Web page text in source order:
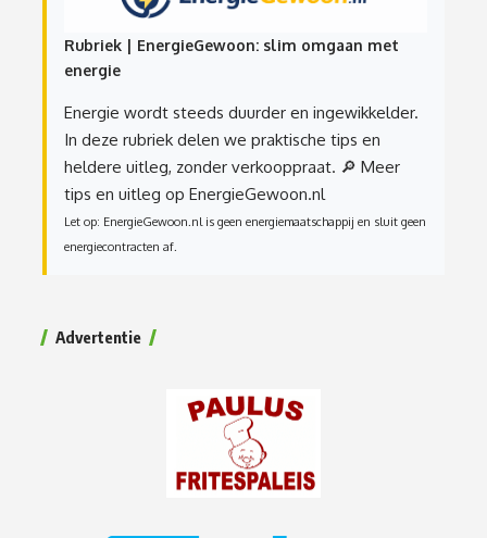
Rubriek | EnergieGewoon: slim omgaan met
energie
Energie wordt steeds duurder en ingewikkelder.
In deze rubriek delen we praktische tips en
heldere uitleg, zonder verkooppraat. 🔎 Meer
tips en uitleg op EnergieGewoon.nl
Let op: EnergieGewoon.nl is geen energiemaatschappij en sluit geen
energiecontracten af.
Advertentie